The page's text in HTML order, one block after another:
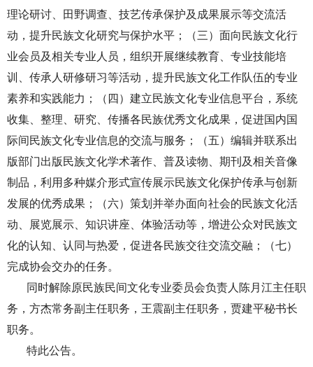
理论研讨、田野调查、技艺传承保护及成果展示等交流活
动，提升民族文化研究与保护水平；（三）面向民族文化行
业会员及相关专业人员，组织开展继续教育、专业技能培
训、传承人研修研习等活动，提升民族文化工作队伍的专业
素养和实践能力；（四）建立民族文化专业信息平台，系统
收集、整理、研究、传播各民族优秀文化成果，促进国内国
际间民族文化专业信息的交流与服务；（五）编辑并联系出
版部门出版民族文化学术著作、普及读物、期刊及相关音像
制品，利用多种媒介形式宣传展示民族文化保护传承与创新
发展的优秀成果；（六）策划并举办面向社会的民族文化活
动、展览展示、知识讲座、体验活动等，增进公众对民族文
化的认知、认同与热爱，促进各民族交往交流交融；（七）
完成协会交办的任务。
同时解除原民族民间文化专业委员会负责人陈月江主任职
务，方杰常务副主任职务，王震副主任职务，贾建平秘书长
职务。
特此公告。